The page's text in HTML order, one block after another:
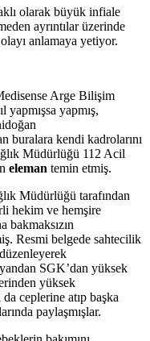
olarak büyük infiale
ayrıntılar üzerinde
anlamaya yetiyor.
Arge Bilişim
yapmış,
buralara kendi kadrolarını
Müdürlüğü 112 Acil
eleman temin etmiş.
Müdürlüğü tarafından
hekim ve hemşire
bakmaksızın
Resmi belgede sahtecilik
SGK’dan yüksek
yüksek
da ceplerine atıp başka
paylaşmışlar.